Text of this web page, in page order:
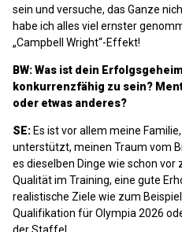
sein und versuche, das Ganze
habe ich alles viel ernster
„Campbell Wright“-Effekt!
BW: Was ist dein
konkurrenzfähig zu sein?
oder etwas anderes?
SE: Es ist vor allem meine
unterstützt, meinen Traum vom
es dieselben Dinge wie schon vor
Qualität im Training, eine gute
realistische Ziele wie zum
Qualifikation für Olympia 2026
der Staffel.